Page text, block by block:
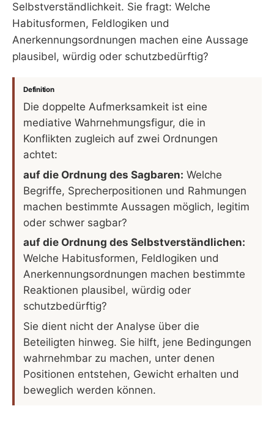
Selbstverständlichkeit. Sie fragt: Welche
Habitusformen, Feldlogiken und
Anerkennungsordnungen machen eine Aussage
plausibel, würdig oder schutzbedürftig?
Definition
Die doppelte Aufmerksamkeit ist eine
mediative Wahrnehmungsfigur, die in
Konflikten zugleich auf zwei Ordnungen
achtet:
auf die Ordnung des Sagbaren: Welche
Begriffe, Sprecherpositionen und Rahmungen
machen bestimmte Aussagen möglich, legitim
oder schwer sagbar?
auf die Ordnung des Selbstverständlichen:
Welche Habitusformen, Feldlogiken und
Anerkennungsordnungen machen bestimmte
Reaktionen plausibel, würdig oder
schutzbedürftig?
Sie dient nicht der Analyse über die
Beteiligten hinweg. Sie hilft, jene Bedingungen
wahrnehmbar zu machen, unter denen
Positionen entstehen, Gewicht erhalten und
beweglich werden können.